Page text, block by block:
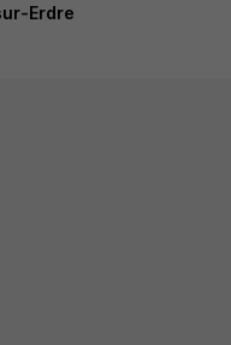
Erdre